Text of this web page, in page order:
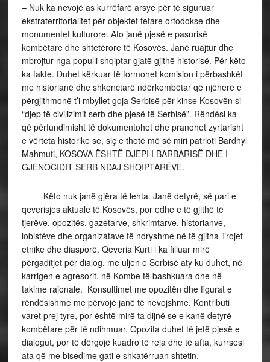
– Nuk ka nevojë as kurrëfarë arsye për të siguruar
ekstraterritorialitet për objektet fetare ortodokse dhe
monumentet kulturore. Ato janë pjesë e pasurisë
kombëtare dhe shtetërore të Kosovës. Janë ruajtur dhe
mbrojtur nga populli shqiptar gjatë gjithë historisë. Për këto
ka fakte. Duhet kërkuar të formohet komision i përbashkët
me historianë dhe shkenctarë ndërkombëtar që njëherë e
përgjithmonë t’i mbyllet goja Serbisë për kinse Kosovën si
“djep të civilizimit serb dhe pjesë të Serbisë”. Rëndësi ka
që përfundimisht të dokumentohet dhe pranohet zyrtarisht
e vërteta historike se, siç e thotë më së miri patrioti Bardhyl
Mahmuti, KOSOVA ËSHTË DJEPI I BARBARISË DHE I
GJENOCIDIT SERB NDAJ SHQIPTARËVE.
Këto nuk janë gjëra të lehta. Janë detyrë, së pari e
qeverisjes aktuale të Kosovës, por edhe e të gjithë të
tjerëve, opozitës, gazetarve, shkrimtarve, historianve,
lobistëve dhe organizatave të ndryshme në të gjitha Trojet
etnike dhe diasporë. Qeveria Kurti i ka filluar mirë
përgaditjet për dialog, me uljen e Serbisë aty ku duhet, në
karrigen e agresorit, në Kombe të bashkuara dhe në
takime rajonale. Konsultimet me opozitën dhe figurat e
rëndësishme me përvojë janë të nevojshme. Kontributi
varet prej tyre, por është mirë ta dijnë se e kanë detyrë
kombëtare për të ndihmuar. Opozita duhet të jetë pjesë e
dialogut, por të dërgojë kuadro të reja dhe të afta, kurrsesi
ata që me bisedime gati e shkatërruan shtetin.